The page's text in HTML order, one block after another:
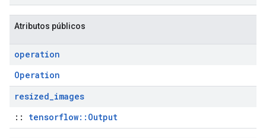
Atributos públicos
operation
Operation
resized_images
:: tensorflow::Output